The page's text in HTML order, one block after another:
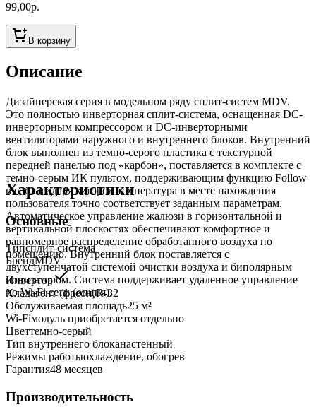
99,00р.
В корзину
Описание
Дизайнерская серия в модельном ряду сплит-систем MDV.
Это полностью инверторная сплит-система, оснащенная DC-
инверторным компрессором и DC-инверторными
вентиляторами наружного и внутреннего блоков. Внутренний
блок выполнен из темно-серого пластика с текстурной
передней панелью под «карбон», поставляется в комплекте с
темно-серым ИК пультом, поддерживающим функцию Follow
me, благодаря которой температура в месте нахождения
пользователя точно соответствует заданным параметрам.
Автоматическое управление жалюзи в горизонтальной и
вертикальной плоскостях обеспечивают комфортное и
равномерное распределение обработанного воздуха по
помещению. Внутренний блок поставляется с
двухступенчатой системой очистки воздуха и биполярным
ионизатором. Система поддерживает удаленное управление
по Wi-Fi сети (опция).
Характеристики
Основные
Типсплит-система
БрендMDV
Инвертор
Хладагент (фреон)R-32
Обслуживаемая площадь25 м²
Wi-Fiмодуль приобретается отдельно
Цветтемно-серый
Тип внутреннего блоканастенный
Режимы работыохлаждение, обогрев
Гарантия48 месяцев
Производительность